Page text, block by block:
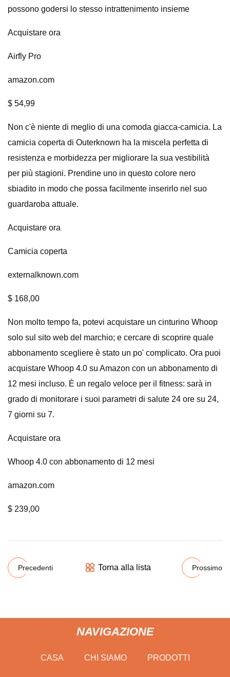
possono godersi lo stesso intrattenimento insieme
Acquistare ora
Airfly Pro
amazon.com
$ 54,99
Non c'è niente di meglio di una comoda giacca-camicia. La
camicia coperta di Outerknown ha la miscela perfetta di
resistenza e morbidezza per migliorare la sua vestibilità
per più stagioni. Prendine uno in questo colore nero
sbiadito in modo che possa facilmente inserirlo nel suo
guardaroba attuale.
Acquistare ora
Camicia coperta
externalknown.com
$ 168,00
Non molto tempo fa, potevi acquistare un cinturino Whoop
solo sul sito web del marchio; e cercare di scoprire quale
abbonamento scegliere è stato un po' complicato. Ora puoi
acquistare Whoop 4.0 su Amazon con un abbonamento di
12 mesi incluso. È un regalo veloce per il fitness: sarà in
grado di monitorare i suoi parametri di salute 24 ore su 24,
7 giorni su 7.
Acquistare ora
Whoop 4.0 con abbonamento di 12 mesi
amazon.com
$ 239,00
Precedenti Torna alla lista Prossimo
NAVIGAZIONE
CASA CHI SIAMO PRODOTTI